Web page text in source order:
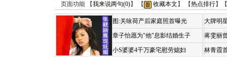
页面功能 【我来说两句(0)】 【 收藏本文 】 【热点排行】【
图:关咏荷产后家庭照首曝光
章子怡愿为"他"息影结婚生子
小S婆婆4千万豪宅慰劳媳妇
大牌明
蒋雯丽
林青霞